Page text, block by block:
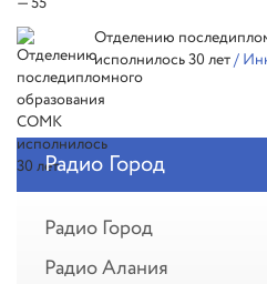
Отделению
исполнилось 30 лет/
Радио Город
Радио Город
Радио Алания